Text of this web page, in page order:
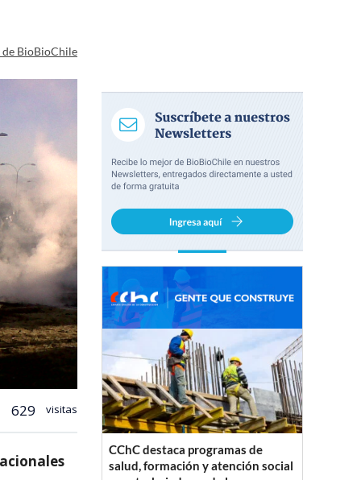
BioBioChile
629 visitas
CChC destaca programas de
salud, formación y atención social